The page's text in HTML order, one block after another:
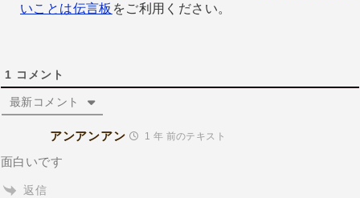
いことは伝言板 をご利用ください。
1 コメント
最新コメント
アンアンアン 1 年 前のテキスト
面白いです
返信